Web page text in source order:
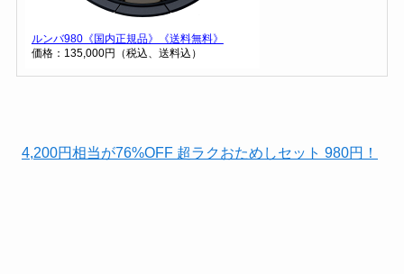
ルンバ980《国内正規品》《送料無料》
価格：135,000円（税込、送料込）
4,200円相当が76%OFF 超ラクおためしセット 980円！